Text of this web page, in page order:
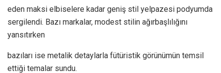
eden maksi elbiselere kadar geniş stil yelpazesi podyumda
sergilendi. Bazı markalar, modest stilin ağırbaşlılığını
yansıtırken
bazıları ise metalik detaylarla fütüristik görünümün temsil
ettiği temalar sundu.